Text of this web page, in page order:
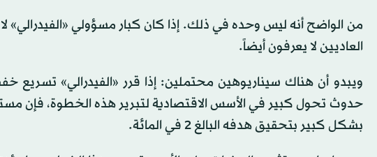
من الواضح أنه ليس وحده في ذلك. إذا كان كبار مسؤولي
العاديين لا يعرفون أيضاً.
ويبدو أن هناك سيناريوهين محتملين: إذا قرر «الفيدرالي» تسريع
حدوث تحول كبير في الأسس الاقتصادية لتبرير هذه الخطوة، فإن
بشكل كبير بتحقيق هدفه البالغ 2 في المائة.